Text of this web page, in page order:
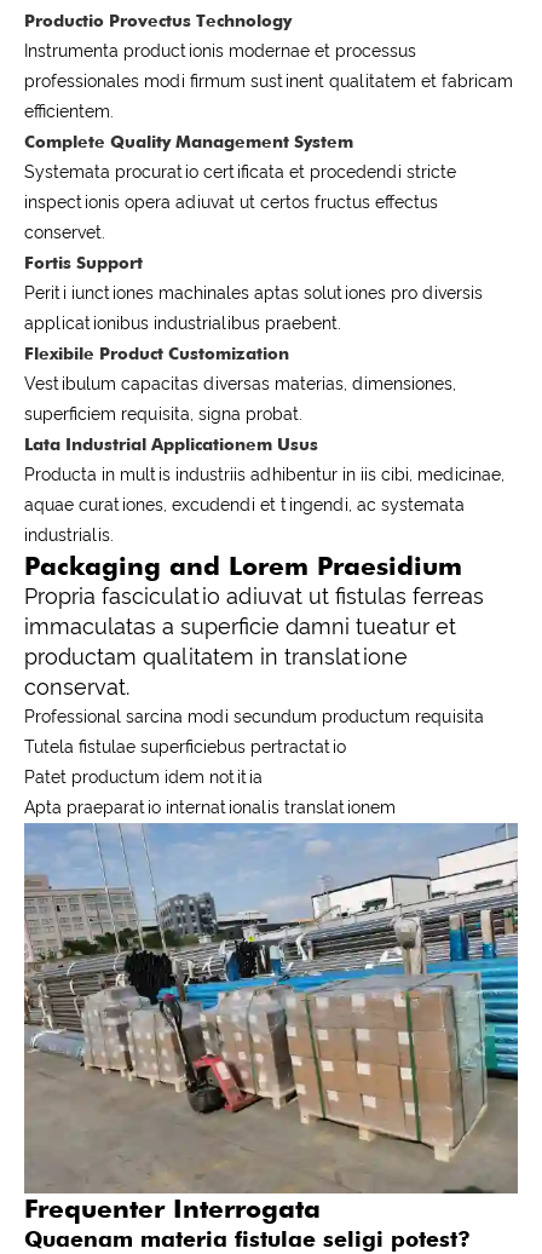
Productio Provectus Technology
Instrumenta productionis modernae et processus
professionales modi firmum sustinent qualitatem et fabricam
efficientem.
Complete Quality Management System
Systemata procuratio certificata et procedendi stricte
inspectionis opera adiuvat ut certos fructus effectus
conservet.
Fortis Support
Periti iunctiones machinales aptas solutiones pro diversis
applicationibus industrialibus praebent.
Flexibile Product Customization
Vestibulum capacitas diversas materias, dimensiones,
superficiem requisita, signa probat.
Lata Industrial Applicationem Usus
Producta in multis industriis adhibentur in iis cibi, medicinae,
aquae curationes, excudendi et tingendi, ac systemata
industrialis.
Packaging and Lorem Praesidium
Propria fasciculatio adiuvat ut fistulas ferreas
immaculatas a superficie damni tueatur et
productam qualitatem in translatione
conservat.
Professional sarcina modi secundum productum requisita
Tutela fistulae superficiebus pertractatio
Patet productum idem notitia
Apta praeparatio internationalis translationem
Frequenter Interrogata
Quaenam materia fistulae seligi potest?